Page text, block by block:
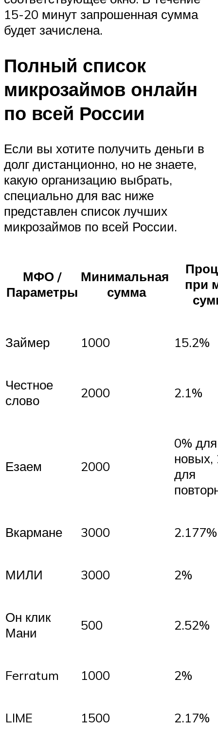
15-20 минут запрошенная сумма
будет зачислена.
Полный список
микрозаймов онлайн
по всей России
Если вы хотите получить деньги в
долг дистанционно, но не знаете,
какую организацию выбрать,
специально для вас ниже
представлен список лучших
микрозаймов по всей России.
МФО /
Параметры
Минимальная
сумма
при
Займер 1000 15.2%
Честное
слово
2000 2.1%
Езаем 2000
0% для
новых,
для
Вкармане 3000 2.177%
МИЛИ 3000 2%
Он клик
Мани
500 2.52%
Ferratum 1000 2%
LIME 1500 2.17%